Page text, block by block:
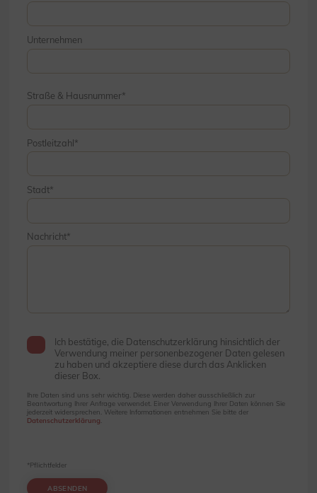
Unternehmen
Straße & Hausnummer
Postleitzahl
Stadt
Nachricht
Ich bestätige, die Datenschutzerklärung hinsichtlich der
Verwendung meiner personenbezogener Daten gelesen
zu haben und akzeptiere diese durch das Anklicken
dieser Box.
Ihre Daten sind uns sehr wichtig. Diese werden daher ausschließlich zur
Beantwortung Ihrer Anfrage verwendet. Einer Verwendung Ihrer Daten können Sie
jederzeit widersprechen. Weitere Informationen entnehmen Sie bitte der
Datenschutzerklärung
ABSENDEN
*Pflichtfelder